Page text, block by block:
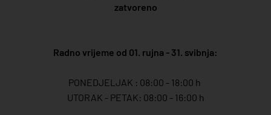
zatvoreno
Radno vrijeme od 01. rujna - 31. svibnja:
PONEDJELJAK : 08:00 - 18:00 h
UTORAK - PETAK: 08:00 - 16:00 h